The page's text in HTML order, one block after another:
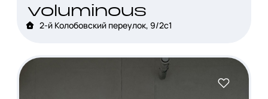
voluminous
2-й Колобовский переулок, 9/2с1